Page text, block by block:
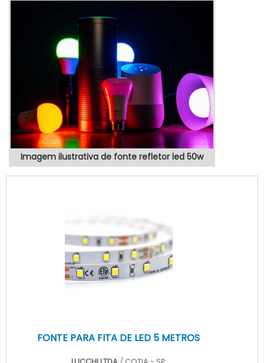
Imagem ilustrativa de fonte refletor led 50w
FONTE PARA FITA DE LED 5 METROS